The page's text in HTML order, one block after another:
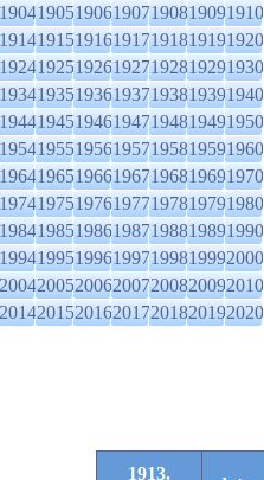
190519061907190819091910
191519161917191819191920
192519261927192819291930
193519361937193819391940
194519461947194819491950
195519561957195819591960
196519661967196819691970
197519761977197819791980
198519861987198819891990
199519961997199819992000
200520062007200820092010
201520162017201820192020
1913.